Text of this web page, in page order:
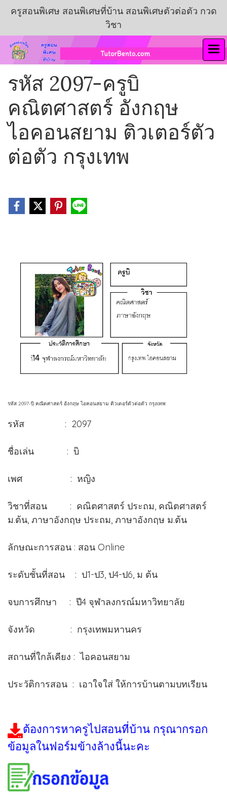
ครูสอนพิเศษ สอนพิเศษที่บ้าน สอนพิเศษตัวต่อตัว กวด
วิชา
รหัส 2097-ครูบิ
คณิตศาสตร์ อังกฤษ
ไอคอนสยาม ติวเตอร์ตัว
ต่อตัว กรุงเทพ
รหัส 2097-บิ คณิตศาสตร์ อังกฤษ ไอคอนสยาม ติวเตอร์ตัวต่อตัว กรุงเทพ
รหัส : 2097
ชื่อเล่น : บิ
เพศ : หญิง
วิชาที่สอน : คณิตศาสตร์ ประถม, คณิตศาสตร์
ม.ต้น, ภาษาอังกฤษ ประถม, ภาษาอังกฤษ ม.ต้น
ลักษณะการสอน : สอน Online
ระดับชั้นที่สอน : ป1-ป3, ป4-ป6, ม ต้น
จบการศึกษา : ปี4 จุฬาลงกรณ์มหาวิทยาลัย
จังหวัด : กรุงเทพมหานคร
สถานที่ใกล้เคียง : ไอคอนสยาม
ประวัติการสอน : เอาใจใส่ ให้การบ้านตามบทเรียน
ต้องการหาครูไปสอนที่บ้าน กรุณากรอก
ข้อมูลในฟอร์มข้างล้างนี้นะคะ